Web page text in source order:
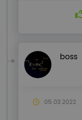
boss
05.03.2022